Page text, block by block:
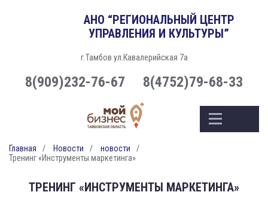
АНО “РЕГИОНАЛЬНЫЙ ЦЕНТР
УПРАВЛЕНИЯ И КУЛЬТУРЫ”
г.Тамбов ул.Кавалерийская 7а
8(909)232-76-67 8(4752)79-68-33
Главная Новости
новости
Тренинг «Инструменты маркетинга»
ТРЕНИНГ «ИНСТРУМЕНТЫ МАРКЕТИНГА»